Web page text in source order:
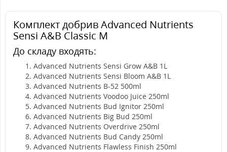
Комплект добрив Advanced Nutrients
Sensi A&B Classic M
До складу входять:
Advanced Nutrients Sensi Grow A&B 1L
Advanced Nutrients Sensi Bloom A&B 1L
Advanced Nutrients B-52 500ml
Advanced Nutrients Voodoo Juice 250ml
Advanced Nutrients Bud Ignitor 250ml
Advanced Nutrients Big Bud 250ml
Advanced Nutrients Overdrive 250ml
Advanced Nutrients Bud Candy 250ml
Advanced Nutrients Flawless Finish 250ml